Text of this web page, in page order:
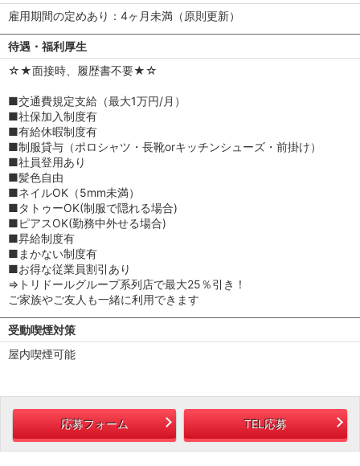
雇用期間の定めあり：4ヶ月未満（原則更新）
待遇・福利厚生
☆★面接時、履歴書不要★☆
■交通費規定支給（最大1万円/月）
■社保加入制度有
■有給休暇制度有
■制服貸与（ポロシャツ・長靴orキッチンシューズ・前掛け）
■社員登用あり
■髪色自由
■ネイルOK（5mm未満）
■タトゥーOK(制服で隠れる場合)
■ピアスOK(勤務中外せる場合)
■昇給制度有
■まかない制度有
■お得な従業員割引あり
⇒トリドールグループ系列店で最大25％引き！
ご家族やご友人も一緒に利用できます
受動喫煙対策
屋内喫煙可能
応募フォーム TEL応募